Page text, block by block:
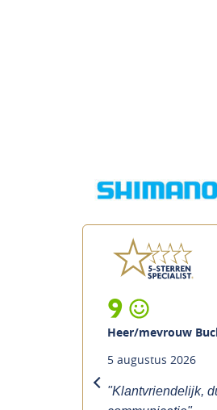
9
Heer/mevrouw
5 augustus 2026
"Klantvriendelijk,
previous